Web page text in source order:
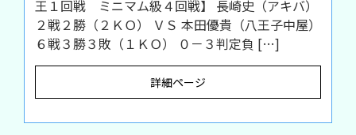
王１回戦 ミニマム級４回戦】 長崎史（アキバ）
２戦２勝（２ＫＯ） ＶＳ 本田優貴（八王子中屋）
６戦３勝３敗（１ＫＯ） ０－３判定負 […]
詳細ページ